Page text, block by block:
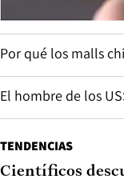
Por qué los malls
El hombre de los
TENDENCIAS
Científicos